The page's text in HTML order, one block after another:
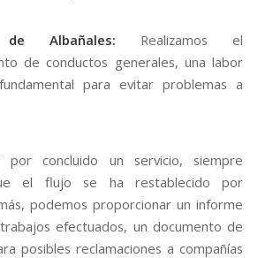
de Albañales: Realizamos el
de conductos generales, una labor
para evitar problemas a
concluido un servicio, siempre
el flujo se ha restablecido por
podemos proporcionar un informe
efectuados, un documento de
posibles reclamaciones a compañías